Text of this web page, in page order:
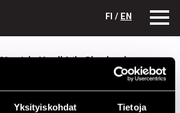
Yksityiskohdat Tietoja
FI / EN
John Mayall & the Bluesbreakers
& the Bluesbreakers